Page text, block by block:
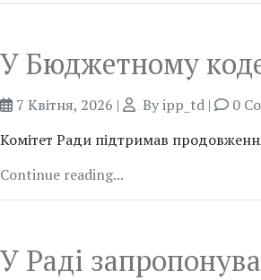
У Бюджетному
7 Квітня, 2026 | Byipp_td |
0
Комітет Ради підтримав
Continue reading...
У Раді